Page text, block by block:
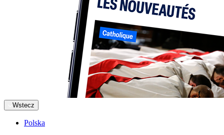
Wstecz
Polska